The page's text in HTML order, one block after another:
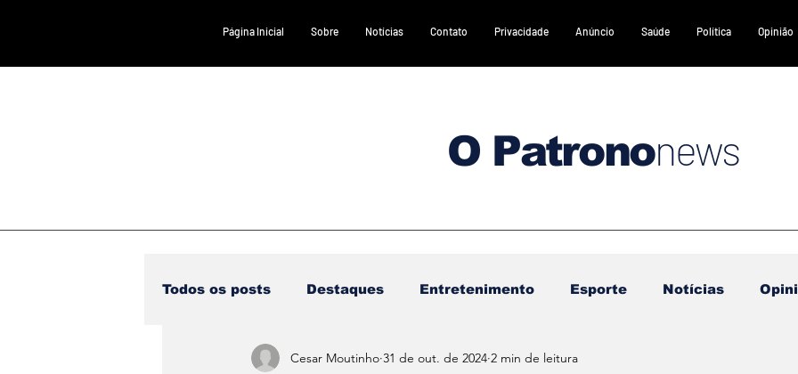
Página Inicial Sobre Notícias Contato Privacidade Anúncio Saúde Política Opinião
O Patrononews
Todos os posts Destaques Entretenimento Esporte Notícias
DESTAQUE 1 DESTAQUES 2 DESTAQUES 3
Cesar Moutinho 31 de out. de 2024 2 min de leitura